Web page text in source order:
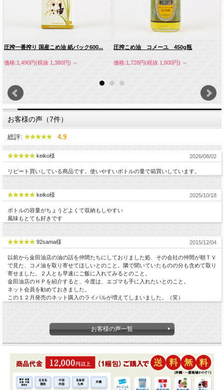
圧搾一番搾り 国産こめ油 紙パック600...
価格:1,490円(税抜 1,380円)～
圧搾こめ油 コメーユ 450g瓶
価格:1,728円(税抜 1,600円)～
お客様の声（7件）
総評: 4.9
keiko様 2026/08/02
リピート買いしている商品です。使いやすいボトルの量で箱買いしています。
keiko様 2025/10/18
ボトルの容量がちょうどよくて収納もしやすい
風味もとても好きです
92sama様 2015/12/04
以前から金田油店の油の話を仲間たちにしておりました処、その会社の仲間が朝ＴＶ
で見た、コメ油を取り寄せてほしいとのこと。隣で聞いていたものの分も含めて取り
寄せました。２人とも早速にご飯に入れてみるとのこと。
金田油店のＨＰを紹介すると、今度は、エゴマも手に入れたいとのこと。
ネット会員を勧めておきました。
この１２月発売のネット購入のライバルが増えてしまいました。（笑）
お客様の声一覧